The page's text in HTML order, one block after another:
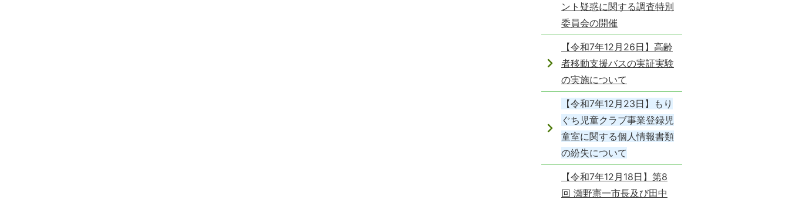
ント疑惑に関する調査特別
委員会の開催
【令和7年12月26日】高齢
者移動支援バスの実証実験
の実施について
【令和7年12月23日】もり
ぐち児童クラブ事業登録児
童室に関する個人情報書類
の紛失について
【令和7年12月18日】第8
回 瀬野憲一市長及び田中